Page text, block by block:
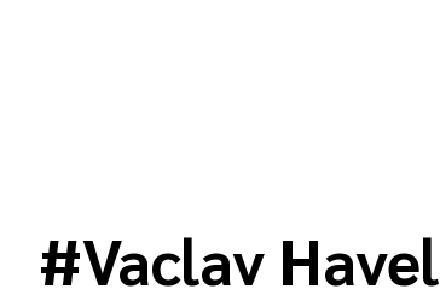
#Vaclav Havel